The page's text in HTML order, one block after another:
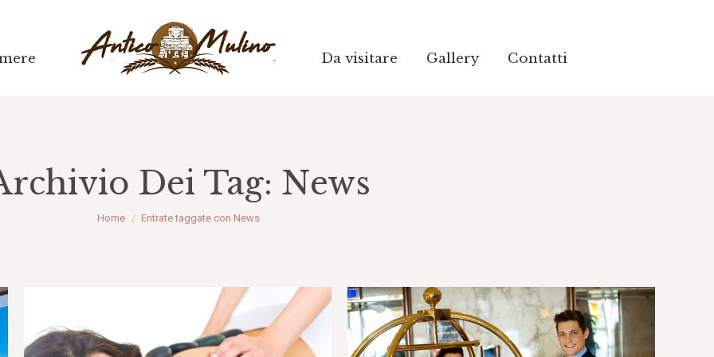
Da visitare Gallery Contatti
Dei Tag: News
Tu sei qui:
Home Entrate taggate con News
Da visitare Gallery Contatti